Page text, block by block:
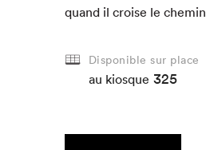
quand il croise le
Disponible sur place
au kiosque 325